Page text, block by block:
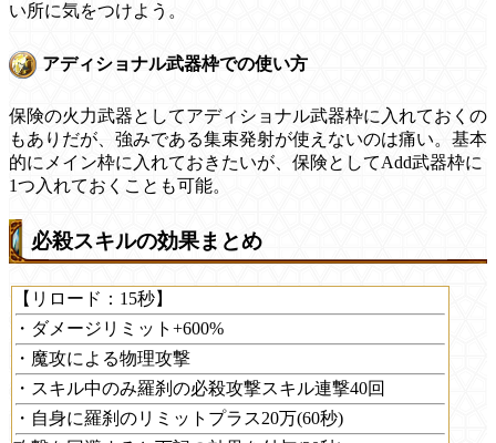
い所に気をつけよう。
アディショナル武器枠での使い方
保険の火力武器としてアディショナル武器枠に入れておくの
もありだが、強みである集束発射が使えないのは痛い。基本
的にメイン枠に入れておきたいが、保険としてAdd武器枠に
1つ入れておくことも可能。
必殺スキルの効果まとめ
【リロード：15秒】
・ダメージリミット+600%
・魔攻による物理攻撃
・スキル中のみ羅刹の必殺攻撃スキル連撃40回
・自身に羅刹のリミットプラス20万(60秒)